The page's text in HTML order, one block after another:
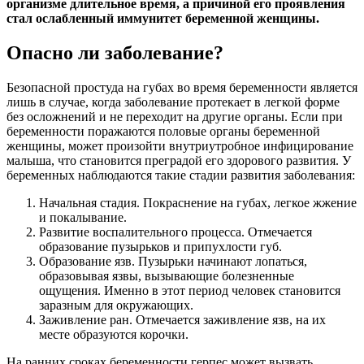
организме длительное время, а причиной его проявления
стал ослабленный иммунитет беременной женщины.
Опасно ли заболевание?
Безопасной простуда на губах во время беременности является
лишь в случае, когда заболевание протекает в легкой форме
без осложнений и не переходит на другие органы. Если при
беременности поражаются половые органы беременной
женщины, может произойти внутриутробное инфицирование
малыша, что становится преградой его здорового развития. У
беременных наблюдаются такие стадии развития заболевания:
Начальная стадия. Покраснение на губах, легкое жжение
и покалывание.
Развитие воспалительного процесса. Отмечается
образование пузырьков и припухлости губ.
Образование язв. Пузырьки начинают лопаться,
образовывая язвы, вызывающие болезненные
ощущения. Именно в этот период человек становится
заразным для окружающих.
Заживление ран. Отмечается заживление язв, на их
месте образуются корочки.